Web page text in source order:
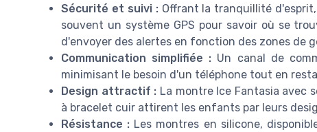
Sécurité et suivi :Offrant la tranquillité d'esprit,
souvent un système GPS pour savoir où se
d'envoyer des alertes en fonction des zones de
Communication simplifiée : Un canal de
minimisant le besoin d'un téléphone tout en
Design attractif : La montre Ice Fantasia avec
à bracelet cuir attirent les enfants par leurs
Résistance : Les montres en silicone,